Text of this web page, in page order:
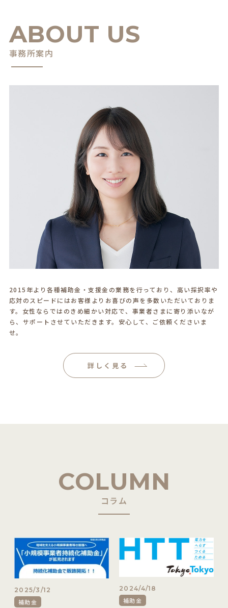
ABOUT US
事務所案内
2015年より各種補助金・支援金の業務を行っており、高い採択率や
応対のスピードにはお客様よりお喜びの声を多数いただいておりま
す。女性ならではのきめ細かい対応で、事業者さまに寄り添いなが
ら、サポートさせていただきます。安心して、ご依頼くださいま
せ。
詳しく見る
COLUMN
コラム
2025/3/12
補助金
2024/4/18
補助金